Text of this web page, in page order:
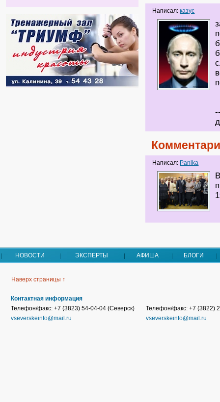
Написал:казус
Написал: Panika
НОВОСТИ ЭКСПЕРТЫ АФИША БЛОГИ
Наверх страницы ↑
Контактная информация
Телефон/факс: +7 (3823) 54-04-04 (Северск)
vseverskeinfo@mail.ru
Телефон/факс: +7 (3822)
vseverskeinfo@mail.ru